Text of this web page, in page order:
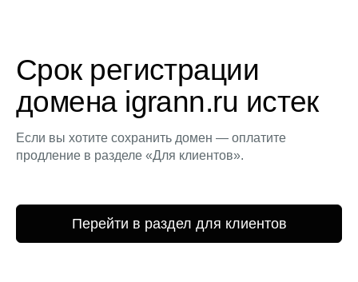
Срок регистрации
домена igrann.ru истек
Если вы хотите сохранить домен — оплатите
продление в разделе «Для клиентов».
Перейти в раздел для клиентов